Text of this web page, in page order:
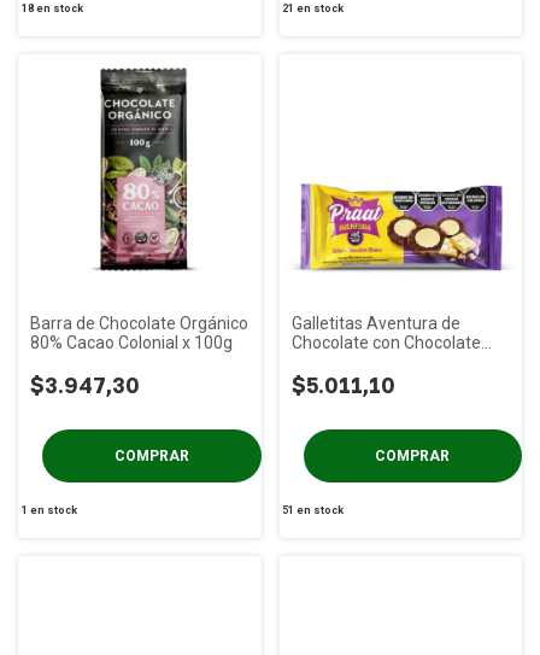
18en stock 21 en stock
Barra de Chocolate Orgánico
80% Cacao Colonial x 100g
$3.947,30
1 en stock
Galletitas Aventura de
Chocolate con Chocolate
$5.011,10
51 en stock